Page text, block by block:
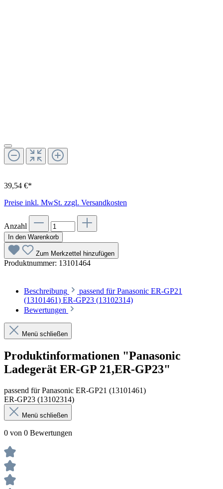
39,54 €*
Preise inkl. MwSt. zzgl. Versandkosten
Anzahl
In den Warenkorb
Zum Merkzettel hinzufügen
Produktnummer: 13101464
Beschreibung
passend für Panasonic ER-GP21
(13101461) ER-GP23 (13102314)
Bewertungen
Menü schließen
Produktinformationen "Panasonic
Ladegerät ER-GP 21,ER-GP23"
passend für Panasonic ER-GP21 (13101461)
ER-GP23 (13102314)
Menü schließen
0 von 0 Bewertungen